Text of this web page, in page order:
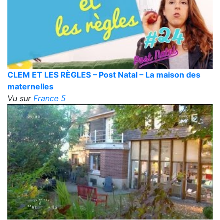
CLEM ET LES RÈGLES – Post Natal – La maison des
maternelles
Vu sur France 5